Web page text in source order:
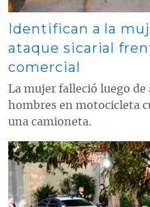
Identifican a la
ataque sicarial
comercial
La mujer falleció luego
hombres en motocicleta
una camioneta.
Contenido multimedia principal